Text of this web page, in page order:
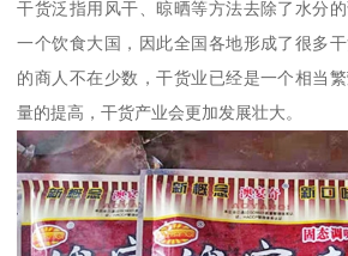
干货泛指用风干、晾晒等方法去除了水分
一个饮食大国，因此全国各地形成了很多
的商人不在少数，干货业已经是一个相当
量的提高，干货产业会更加发展壮大。